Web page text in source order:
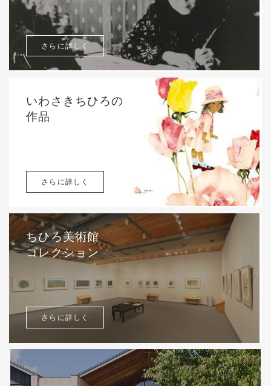
さらに詳しく
いわさきちひろの
作品
さらに詳しく
ちひろ美術館
コレクション
さらに詳しく